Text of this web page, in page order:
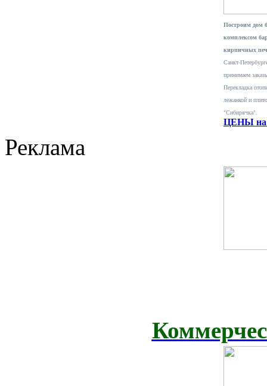
Построим дом
комплексом
кирпичных
Санкт-
принимаем
Перекладка
лежанкой и
"Сибирячка".
ЦЕНЫ на
Реклама